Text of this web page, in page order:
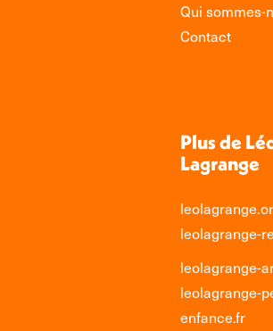
Qui sommes-
Contact
Plus de
Lagrange
leolagrange-
leolagrange-
leolagrange-
enfance.fr